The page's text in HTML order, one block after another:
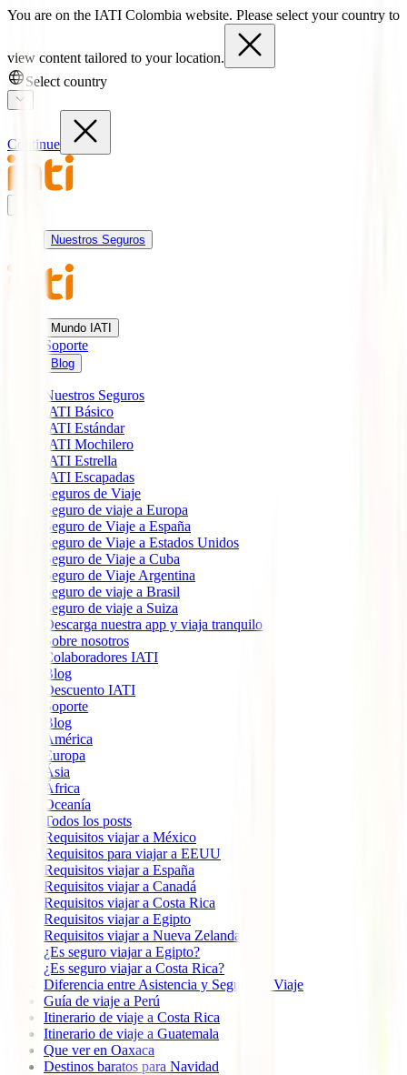
You are on the IATI Colombia website. Please select your country to
view content tailored to your location.
Select country
Continue
Nuestros Seguros
Mundo IATI
Soporte
Blog
Nuestros Seguros
IATI Básico
IATI Estándar
IATI Mochilero
IATI Estrella
IATI Escapadas
Seguros de Viaje
Seguro de viaje a Europa
Seguro de Viaje a España
Seguro de Viaje a Estados Unidos
Seguro de Viaje a Cuba
Seguro de Viaje Argentina
Seguro de viaje a Brasil
Seguro de viaje a Suiza
Descarga nuestra app y viaja tranquilo
Sobre nosotros
Colaboradores IATI
Blog
Descuento IATI
Soporte
Blog
América
Europa
Ásia
África
Oceanía
Todos los posts
Requisitos viajar a México
Requisitos para viajar a EEUU
Requisitos viajar a España
Requisitos viajar a Canadá
Requisitos viajar a Costa Rica
Requisitos viajar a Egipto
Requisitos viajar a Nueva Zelanda
¿Es seguro viajar a Egipto?
¿Es seguro viajar a Costa Rica?
Diferencia entre Asistencia y Seguro de Viaje
Guía de viaje a Perú
Itinerario de viaje a Costa Rica
Itinerario de viaje a Guatemala
Que ver en Oaxaca
Destinos baratos para Navidad